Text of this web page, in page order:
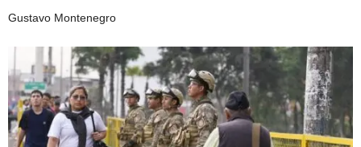
Gustavo Montenegro